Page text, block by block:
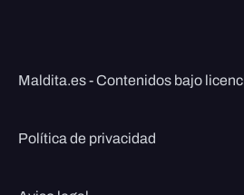
Maldita.es - Contenidos bajo
Política de privacidad